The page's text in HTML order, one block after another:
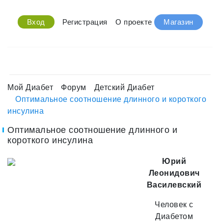
Вход Регистрация О проекте Магазин
Мой Диабет Форум
Детский Диабет
Оптимальное соотношение длинного и короткого
инсулина
Оптимальное соотношение длинного и
короткого инсулина
Юрий
Леонидович
Василевский
Человек с
Диабетом